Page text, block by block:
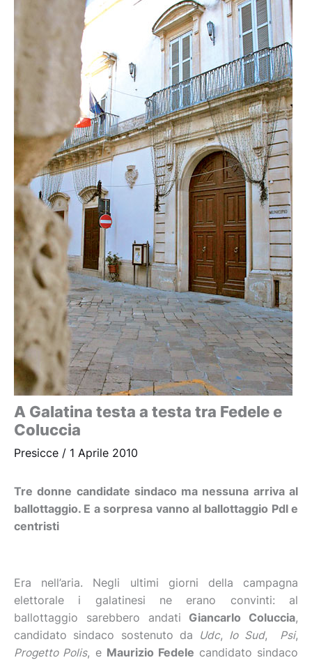
A Galatina testa a testa tra Fedele e
Coluccia
Presicce / 1 Aprile 2010
Tre donne candidate sindaco ma nessuna arriva al
ballottaggio. E a sorpresa vanno al ballottaggio Pdl e
centristi
Era nell’aria. Negli ultimi giorni della campagna
elettorale i galatinesi ne erano convinti: al
ballottaggio sarebbero andati Giancarlo Coluccia,
candidato sindaco sostenuto da
Udc, Io Sud, Psi,
Progetto Polis, e Maurizio Fedele candidato sindaco